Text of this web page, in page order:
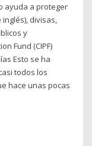
ayuda a proteger
divisas,
y
Fund (CIPF)
Esto se ha
todos los
hace unas pocas